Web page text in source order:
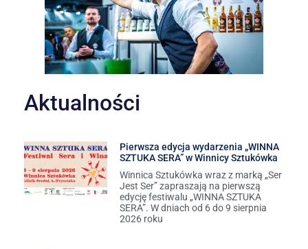
Aktualności
Pierwsza edycja wydarzenia „WINNA
SZTUKA SERA” w Winnicy Sztukówka
Winnica Sztukówka wraz z marką „Ser
Jest Ser” zapraszają na pierwszą
edycję festiwalu „WINNA SZTUKA
SERA”. W dniach od 6 do 9 sierpnia
2026 roku